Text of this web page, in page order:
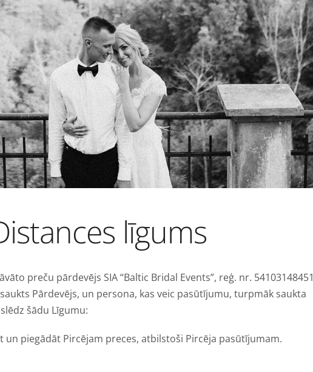
līgums
preču pārdevējs SIA “Baltic Bridal Events”, reģ. nr. 54103148451
Pārdevējs, un persona, kas veic pasūtījumu, turpmāk saukta
šādu Līgumu:
un piegādāt Pircējam preces, atbilstoši Pircēja pasūtījumam.